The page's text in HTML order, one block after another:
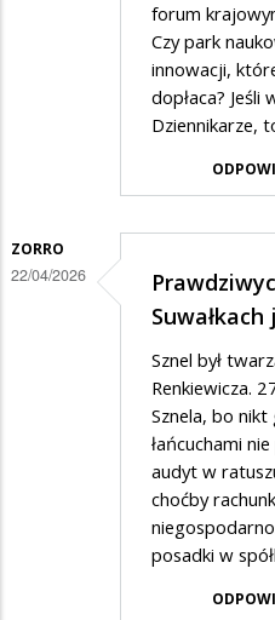
forum
Czy park
innowacji,
dopłaca? Jeśli
Dziennikarze,
ZORRO
22/04/2026
Sznel był
Renkiewicza.
Sznela, bo nikt
łańcuchami
audyt w
choćby
posadki w